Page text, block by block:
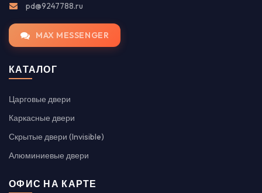
pd@9247788.ru
MAX MESSENGER
КАТАЛОГ
Царговые двери
Каркасные двери
Скрытые двери (Invisible)
Алюминиевые двери
ОФИС НА КАРТЕ